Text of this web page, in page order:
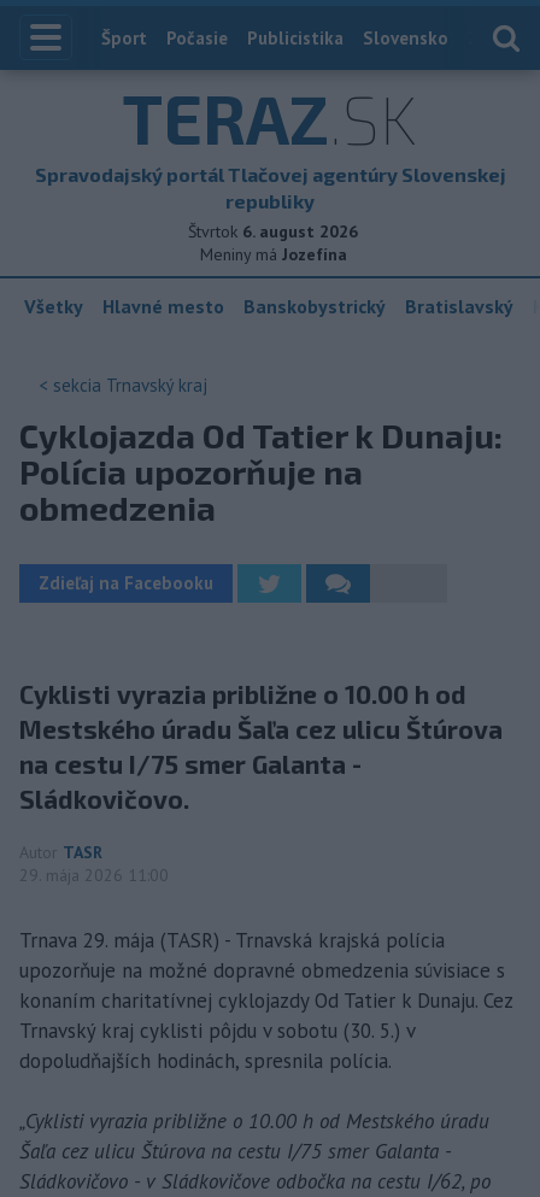
Index
Šport Počasie Publicistika Slovensko
TERAZ.SK
Spravodajský portál Tlačovej agentúry Slovenskej
republiky
Štvrtok 6. august 2026
Meniny má Jozefína
Všetky Hlavné mesto Banskobystrický Bratislavský
< sekcia Trnavský kraj
Cyklojazda Od Tatier k Dunaju:
Polícia upozorňuje na
obmedzenia
Zdieľaj na Facebooku
Cyklisti vyrazia približne o 10.00 h od
Mestského úradu Šaľa cez ulicu Štúrova
na cestu I/75 smer Galanta -
Sládkovičovo.
Autor TASR
29. mája 2026 11:00
Trnava 29. mája (TASR) - Trnavská krajská polícia
upozorňuje na možné dopravné obmedzenia súvisiace s
konaním charitatívnej cyklojazdy Od Tatier k Dunaju. Cez
Trnavský kraj cyklisti pôjdu v sobotu (30. 5.) v
dopoludňajších hodinách, spresnila polícia.
„Cyklisti vyrazia približne o 10.00 h od Mestského úradu
Šaľa cez ulicu Štúrova na cestu I/75 smer Galanta -
Sládkovičovo - v Sládkovičove odbočka na cestu I/62, po